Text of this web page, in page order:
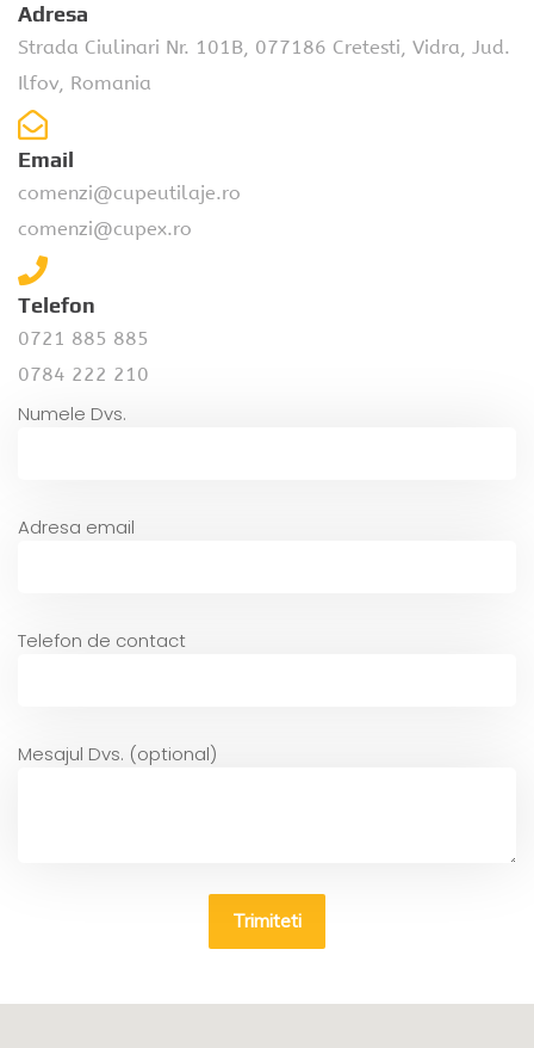
Adresa
Strada Ciulinari Nr. 101B, 077186 Cretesti, Vidra, Jud.
Ilfov, Romania
Email
comenzi@cupeutilaje.ro
comenzi@cupex.ro
Telefon
0721 885 885
0784 222 210
Numele Dvs.
Adresa email
Telefon de contact
Mesajul Dvs. (optional)